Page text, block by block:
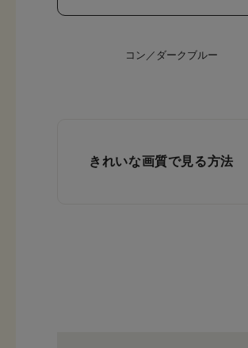
コン／ダークブルー
きれいな画質で見る方法